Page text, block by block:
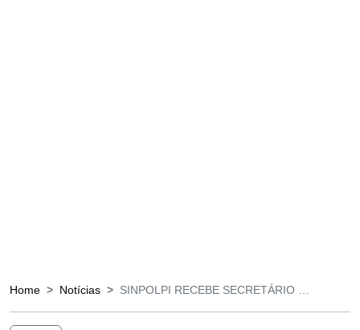
Home Notícias SINPOLPI RECEBE SECRETÁRIO …